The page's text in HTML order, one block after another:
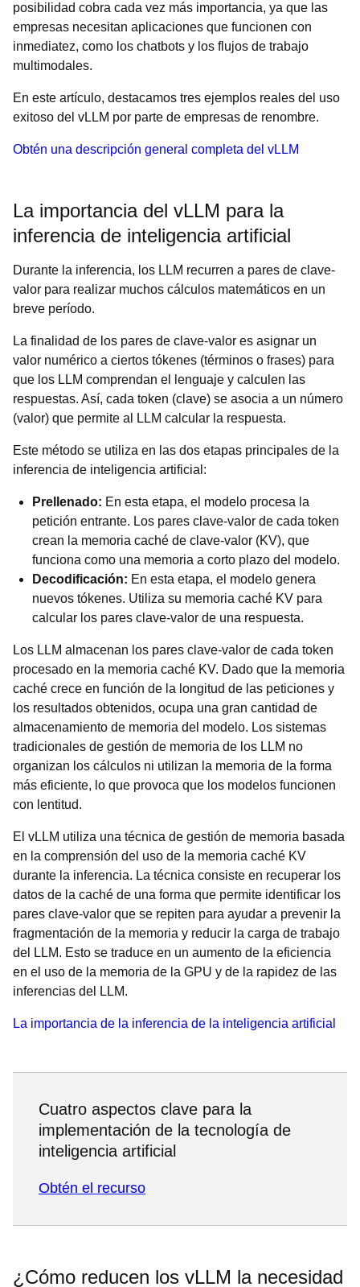
posibilidad cobra cada vez más importancia, ya que las
empresas necesitan aplicaciones que funcionen con
inmediatez, como los chatbots y los flujos de trabajo
multimodales.
En este artículo, destacamos tres ejemplos reales del uso
exitoso del vLLM por parte de empresas de renombre.
Obtén una descripción general completa del vLLM
La importancia del vLLM para la
inferencia de inteligencia artificial
Durante la inferencia, los LLM recurren a pares de clave-
valor para realizar muchos cálculos matemáticos en un
breve período.
La finalidad de los pares de clave-valor es asignar un
valor numérico a ciertos tókenes (términos o frases) para
que los LLM comprendan el lenguaje y calculen las
respuestas. Así, cada token (clave) se asocia a un número
(valor) que permite al LLM calcular la respuesta.
Este método se utiliza en las dos etapas principales de la
inferencia de inteligencia artificial:
Prellenado: En esta etapa, el modelo procesa la
petición entrante. Los pares clave-valor de cada token
crean la memoria caché de clave-valor (KV), que
funciona como una memoria a corto plazo del modelo.
Decodificación: En esta etapa, el modelo genera
nuevos tókenes. Utiliza su memoria caché KV para
calcular los pares clave-valor de una respuesta.
Los LLM almacenan los pares clave-valor de cada token
procesado en la memoria caché KV. Dado que la memoria
caché crece en función de la longitud de las peticiones y
los resultados obtenidos, ocupa una gran cantidad de
almacenamiento de memoria del modelo. Los sistemas
tradicionales de gestión de memoria de los LLM no
organizan los cálculos ni utilizan la memoria de la forma
más eficiente, lo que provoca que los modelos funcionen
con lentitud.
El vLLM utiliza una técnica de gestión de memoria basada
en la comprensión del uso de la memoria caché KV
durante la inferencia. La técnica consiste en recuperar los
datos de la caché de una forma que permite identificar los
pares clave-valor que se repiten para ayudar a prevenir la
fragmentación de la memoria y reducir la carga de trabajo
del LLM. Esto se traduce en un aumento de la eficiencia
en el uso de la memoria de la GPU y de la rapidez de las
inferencias del LLM.
La importancia de la inferencia de la inteligencia artificial
Cuatro aspectos clave para la
implementación de la tecnología de
inteligencia artificial
Obtén el recurso
¿Cómo reducen los vLLM la necesidad